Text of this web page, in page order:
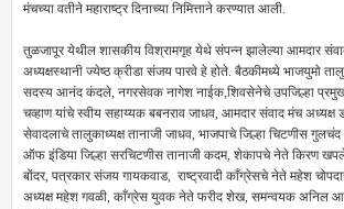
मंचच्या वतीने महाराष्ट्र दिनाच्या निमित्ताने करण्यात आली.
तुळजापूर येथील शासकीय विश्रामगृह येथे संपन्न झालेल्या आमदार
अध्यक्षस्थानी ज्येष्ठ क्रीडा संजय पारवे हे होते. बैठकीमध्ये भाजयुमो
सदस्य आनंद कंदले, नगरसेवक नागेश नाईक,शिवसेनेचे उपजिल्हा प्रमुख
चव्हाण यांचे स्वीय सहाय्यक बबनराव जाधव, आमदार संवाद मंच अध्यक्ष
सेवादलाचे तालुकाध्यक्ष तानाजी जाधव, भाजपाचे जिल्हा चिटणीस गुलचंद
ऑफ इंडिया जिल्हा सरचिटणीस तानाजी कदम, शेकापचे नेते किरण
बोंदर, पत्रकार संजय गायकवाड, राष्ट्रवादी काँग्रेसचे नेते महेश
अध्यक्ष महेश गवळी, काँग्रेस युवक नेते फरीद शेख, समन्वयक अनिल